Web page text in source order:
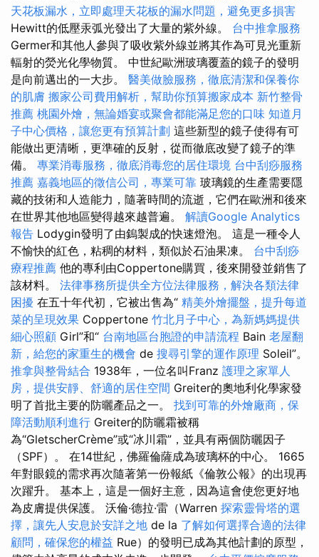
天花板漏水，立即處理天花板的漏水問題，避免更多損害
Hewitt的低壓汞弧光發出了大量的紫外線。 台中推拿服務
Germer和其他人參與了吸收紫外線並將其作為可見光重新
輻射的熒光化學物質。 中世紀歐洲玻璃覆蓋的鏡子的發明
是向前邁出的一大步。 醫美做臉服務，徹底清潔和保養你
的肌膚 搬家公司費用解析，幫助你預算搬家成本 新竹整骨
推薦 桃園外燴，無論婚宴或聚會都能滿足您的口味 知道月
子中心價格，讓您更有預算計劃 這些新型的鏡子使得有可
能做出更清晰，更準確的反射，從而徹底改變了鏡子的準
備。 專業消毒服務，徹底消毒您的居住環境 台中刮痧服務
推薦 嘉義地區的徵信公司，專業可靠 玻璃鏡的生產需要隱
藏的技術和人造能力，隨著時間的流逝，它們在歐洲和後來
在世界其他地區變得越來越普遍。 解讀Google Analytics
報告 Lodygin發明了由鎢製成的快速燈泡。 這是一種令人
不愉快的紅色，粘稠的材料，類似於石油果凍。 台中刮痧
療程推薦 他的專利由Coppertone購買，後來開發並銷售了
該材料。 法律事務所提供全方位法律服務，解決各類法律
困擾 在五十年代初，它被出售為“ 精美外燴擺盤，提升每道
菜的呈現效果 Coppertone 竹北月子中心，為新媽媽提供
細心照顧 Girl”和“ 台南地區台胞證的申請流程 Bain 老屋翻
新，給您的家重生的機會 de 搜尋引擎的運作原理 Soleil”。
推拿與整骨結合 1938年，一位名叫Franz 護理之家單人
房，提供安靜、舒適的居住空間 Greiter的奧地利化學家發
明了首批主要的防曬產品之一。 找到可靠的外燴廠商，保
障活動順利進行 Greiter的防曬霜被稱
為“GletscherCrème”或“冰川霜”，並具有兩個防曬因子
（SPF）。 在14世紀，佛羅倫薩成為玻璃杯的中心。 1665
年對眼鏡的需求再次隨著第一份報紙《倫敦公報》的出現再
次躍升。 基本上，這是一個好主意，因為這會使您更好地
為皮膚提供保護。 沃倫·德拉·雷（Warren 探索靈骨塔的選
擇，讓先人安息於安詳之地 de la 了解如何選擇合適的法律
顧問，確保您的權益 Rue）的發明已成為其他計劃的原型，